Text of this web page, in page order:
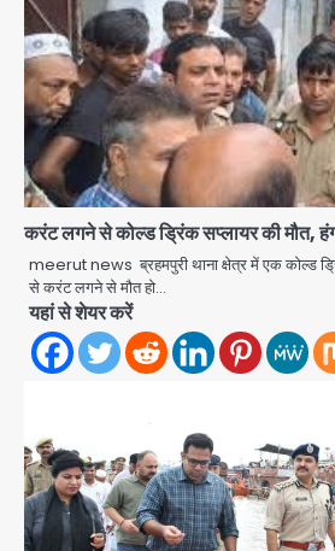
करंट लगने से कोल्ड ड्रिंक सप्लायर की मौत,
meerut news ब्रहमपुरी थाना क्षेत्र में एक कोल्ड
से करंट लगने से मौत हो…
यहां से शेयर करें